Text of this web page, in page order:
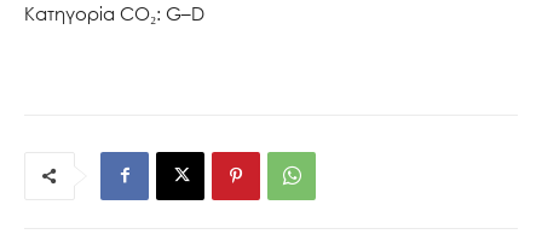
Κατηγορία CO₂: G–D